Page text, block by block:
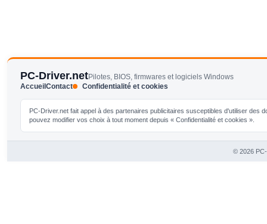
PC-Driver.netPilotes, BIOS, firmwares et logiciels Windows
AccueilContact Confidentialité et cookies
PC-Driver.net fait appel à des partenaires publicitaires susceptibles d'utiliser
pouvez modifier vos choix à tout moment depuis « Confidentialité et cookies ».
© 2026